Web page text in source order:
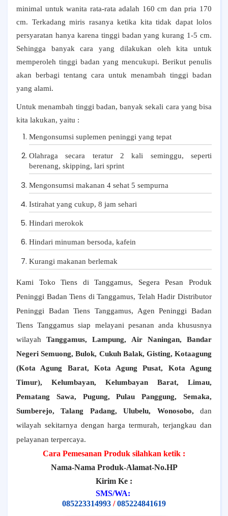
minimal untuk wanita rata-rata adalah 160 cm dan pria 170
cm. Terkadang miris rasanya ketika kita tidak dapat lolos
persyaratan hanya karena tinggi badan yang kurang 1-5 cm.
Sehingga banyak cara yang dilakukan oleh kita untuk
memperoleh tinggi badan yang mencukupi. Berikut penulis
akan berbagi tentang cara untuk menambah tinggi badan
yang alami.
Untuk menambah tinggi badan, banyak sekali cara yang bisa
kita lakukan, yaitu :
Mengonsumsi suplemen peninggi yang tepat
Olahraga secara teratur 2 kali seminggu, seperti
berenang, skipping, lari sprint
Mengonsumsi makanan 4 sehat 5 sempurna
Istirahat yang cukup, 8 jam sehari
Hindari merokok
Hindari minuman bersoda, kafein
Kurangi makanan berlemak
Kami Toko Tiens di Tanggamus, Segera Pesan Produk
Peninggi Badan Tiens di Tanggamus, Telah Hadir Distributor
Peninggi Badan Tiens Tanggamus, Agen Peninggi Badan
Tiens Tanggamus siap melayani pesanan anda khususnya
wilayah Tanggamus, Lampung, Air Naningan, Bandar
Negeri Semuong, Bulok, Cukuh Balak, Gisting, Kotaagung
(Kota Agung Barat, Kota Agung Pusat, Kota Agung
Timur), Kelumbayan, Kelumbayan Barat, Limau,
Pematang Sawa, Pugung, Pulau Panggung, Semaka,
Sumberejo, Talang Padang, Ulubelu, Wonosobo,dan
wilayah sekitarnya dengan harga termurah, terjangkau dan
pelayanan terpercaya.
Cara Pemesanan Produk silahkan ketik :
Nama-Nama Produk-Alamat-No.HP
Kirim Ke :
SMS/WA:
085223314993 /085224841619